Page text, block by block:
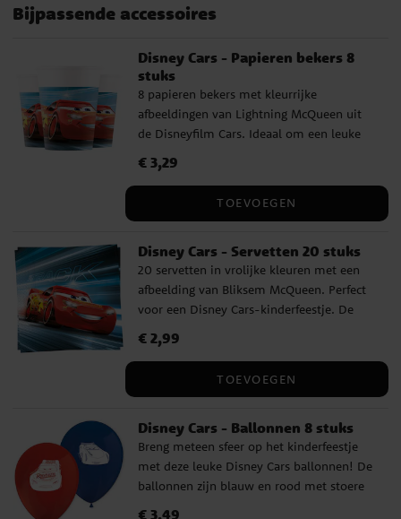
Bijpassende accessoires
Disney Cars - Papieren bekers 8
stuks
8 papieren bekers met kleurrijke
afbeeldingen van Lightning McQueen uit
de Disneyfilm Cars. Ideaal om een leuke
een kinderfeestje met Cars-thema. De
FSC-gecertificeerd papier, zijn ongeveer 10
200 ml.
Prijs:€ 3,29
€ 3,29
TOEVOEGEN
Disney Cars - Servetten 20 stuks
20 servetten in vrolijke kleuren met een
afbeelding van Bliksem McQueen. Perfect
voor een Disney Cars-kinderfeestje. De
uitgevouwen.
Prijs:€ 2,99
€ 2,99
TOEVOEGEN
Disney Cars - Ballonnen 8 stuks
Breng meteen sfeer op het kinderfeestje
met deze leuke Disney Cars ballonnen! De
ballonnen zijn blauw en rood met stoere
Prijs:€ 3,49
€ 3,49